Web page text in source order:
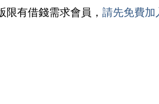
限有借錢需求會員， 請先免費加